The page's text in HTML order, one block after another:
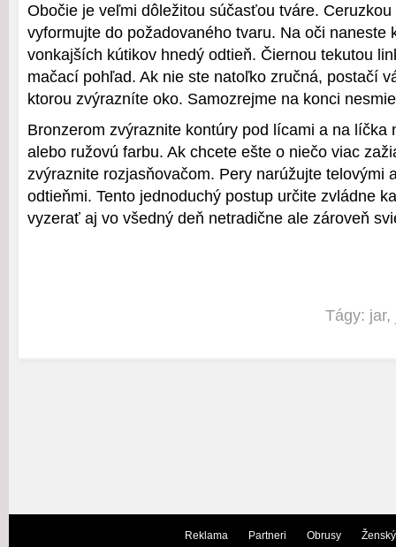
Obočie je veľmi dôležitou súčasťou tváre.
vyformujte do požadovaného tvaru. Na oči naneste
vonkajších kútikov hnedý odtieň. Čiernou tekutou
mačací pohľad. Ak nie ste natoľko zručná, postačí
ktorou zvýrazníte oko. Samozrejme na konci
Bronzerom zvýraznite kontúry pod lícami a na líčka
alebo ružovú farbu. Ak chcete ešte o niečo viac
zvýraznite rozjasňovačom. Pery narúžujte telovými
odtieňmi. Tento jednoduchý postup určite zvládne
vyzerať aj vo všedný deň netradične ale zároveň
Tágy: jar,
Reklama Partneri Obrusy